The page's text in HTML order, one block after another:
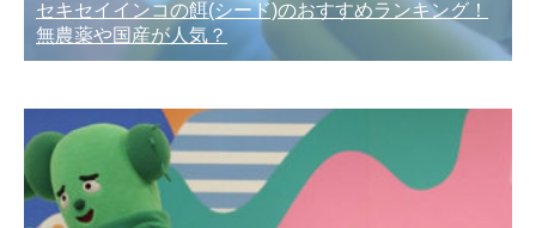
セキセイインコの餌(シード)のおすすめランキング！
無農薬や国産が人気？